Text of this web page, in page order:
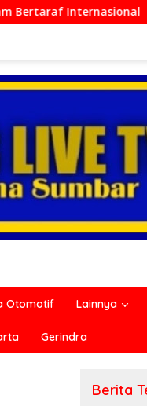
Ditreskrimum Polda
Otomotif Lainnya
Gerindra
Berita